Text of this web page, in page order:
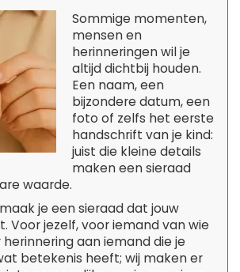
Sommige momenten,
mensen en
herinneringen wil je
altijd dichtbij houden.
Een naam, een
bijzondere datum, een
foto of zelfs het eerste
handschrift van je kind:
juist die kleine details
maken een sieraad
waarde.
je een sieraad dat jouw
Voor jezelf, voor iemand van wie
aan iemand die je
betekenis heeft; wij maken er